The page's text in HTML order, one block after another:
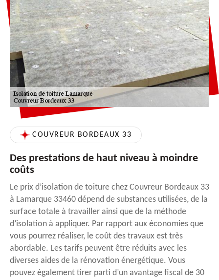
COUVREUR BORDEAUX 33
Des prestations de haut niveau à moindre
coûts
Le prix d’isolation de toiture chez Couvreur Bordeaux 33
à Lamarque 33460 dépend de substances utilisées, de la
surface totale à travailler ainsi que de la méthode
d’isolation à appliquer. Par rapport aux économies que
vous pourrez réaliser, le coût des travaux est très
abordable. Les tarifs peuvent être réduits avec les
diverses aides de la rénovation énergétique. Vous
pouvez également tirer parti d’un avantage fiscal de 30